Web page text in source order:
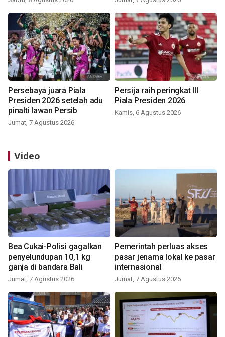
Persebaya juara Piala
Presiden 2026 setelah adu
pinalti lawan Persib
Jumat, 7 Agustus 2026
Persija raih peringkat III
Piala Presiden 2026
Kamis, 6 Agustus 2026
Video
Bea Cukai-Polisi gagalkan
penyelundupan 10,1 kg
ganja di bandara Bali
Jumat, 7 Agustus 2026
Pemerintah perluas akses
pasar jenama lokal ke pasar
internasional
Jumat, 7 Agustus 2026